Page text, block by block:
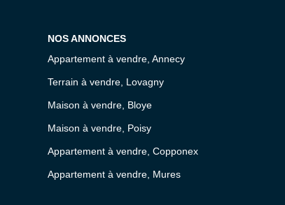
NOS ANNONCES
Appartement à vendre, Annecy
Terrain à vendre, Lovagny
Maison à vendre, Bloye
Maison à vendre, Poisy
Appartement à vendre, Copponex
Appartement à vendre, Mures